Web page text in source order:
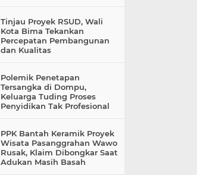
Tinjau Proyek RSUD, Wali
Kota Bima Tekankan
Percepatan Pembangunan
dan Kualitas
Polemik Penetapan
Tersangka di Dompu,
Keluarga Tuding Proses
Penyidikan Tak Profesional
PPK Bantah Keramik Proyek
Wisata Pasanggrahan Wawo
Rusak, Klaim Dibongkar Saat
Adukan Masih Basah